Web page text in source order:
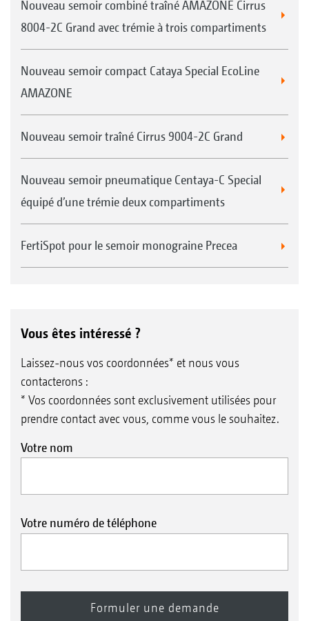
Nouveau semoir combiné traîné AMAZONE Cirrus
8004-2C Grand avec trémie à trois compartiments
Nouveau semoir compact Cataya Special EcoLine
AMAZONE
Nouveau semoir traîné Cirrus 9004-2C Grand
Nouveau semoir pneumatique Centaya-C Special
équipé d’une trémie deux compartiments
FertiSpot pour le semoir monograine Precea
Vous êtes intéressé ?
Laissez-nous vos coordonnées* et nous vous
contacterons :
* Vos coordonnées sont exclusivement utilisées pour
prendre contact avec vous, comme vous le souhaitez.
Votre nom
Votre numéro de téléphone